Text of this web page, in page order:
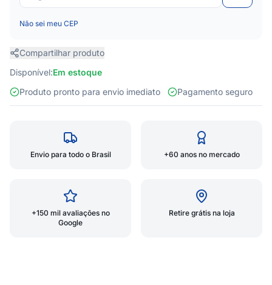
Não sei meu CEP
Compartilhar produto
Disponível:Em estoque
Produto pronto para envio imediato
Pagamento seguro
Envio para todo o Brasil +60 anos no mercado
+150 mil avaliações no
Google
Retire grátis na loja